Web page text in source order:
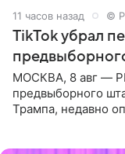
11 часов назад ©
TikTok убрал
МОСКВА, 8 авг —
предвыборного
Трампа, недавно